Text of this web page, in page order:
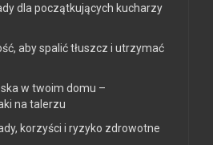
dla początkujących kucharzy
aby spalić tłuszcz i utrzymać
w twoim domu –
na talerzu
korzyści i ryzyko zdrowotne